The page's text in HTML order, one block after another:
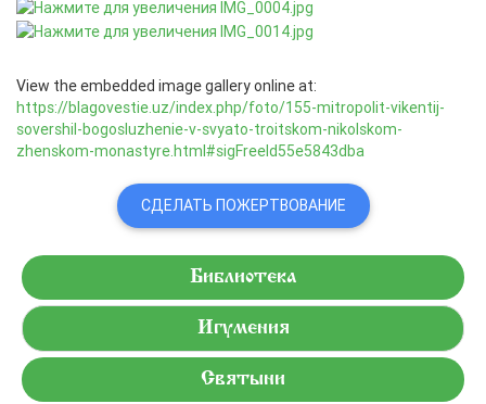
View the embedded image gallery online at:
https://blagovestie.uz/index.php/foto/155-mitropolit-vikentij-
sovershil-bogosluzhenie-v-svyato-troitskom-nikolskom-
zhenskom-monastyre.html#sigFreeId55e5843dba
СДЕЛАТЬ ПОЖЕРТВОВАНИЕ
Библиотека
Игумения
Святыни